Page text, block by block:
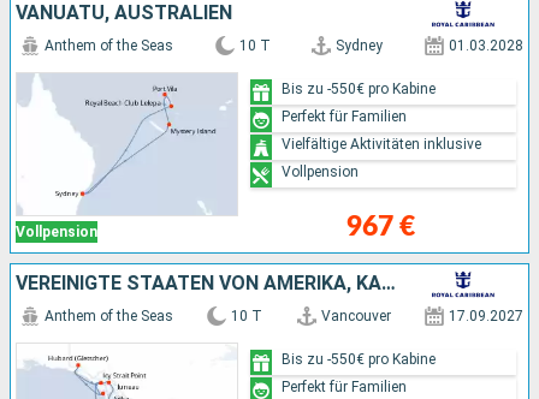
VANUATU, AUSTRALIEN
Vollpension
Anthem of the Seas 10 T Sydney 01.03.2028
967 €
Bis zu -550€ pro Kabine
Perfekt für Familien
Vielfältige Aktivitäten inklusive
Vollpension
VEREINIGTE STAATEN VON AMERIKA, KANADA
Anthem of the Seas 10 T Vancouver 17.09.2027
Bis zu -550€ pro Kabine
Perfekt für Familien